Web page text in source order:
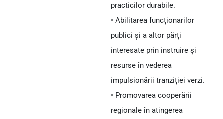
practicilor durabile.
• Abilitarea funcționarilor
publici și a altor părți
interesate prin instruire și
resurse în vederea
impulsionării tranziției verzi.
• Promovarea cooperării
regionale în atingerea